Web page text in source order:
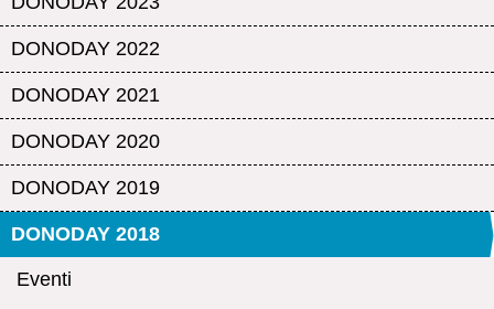
DONODAY 2022
DONODAY 2021
DONODAY 2020
DONODAY 2019
DONODAY 2018
Eventi